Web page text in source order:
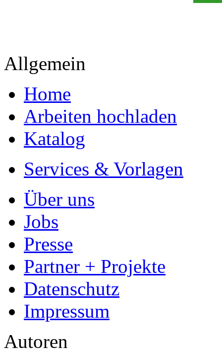
Allgemein
Home
Arbeiten hochladen
Katalog
Services & Vorlagen
Über uns
Jobs
Presse
Partner + Projekte
Datenschutz
Impressum
Autoren